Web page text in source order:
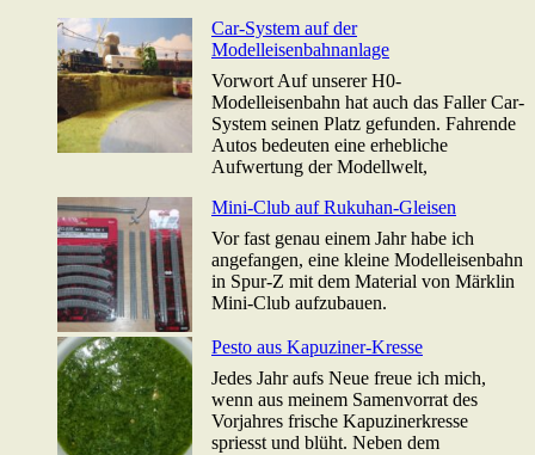
Car-System auf der
Modelleisenbahnanlage
Vorwort Auf unserer H0-
Modelleisenbahn hat auch das Faller Car-
System seinen Platz gefunden. Fahrende
Autos bedeuten eine erhebliche
Aufwertung der Modellwelt,
Mini-Club auf Rukuhan-Gleisen
Vor fast genau einem Jahr habe ich
angefangen, eine kleine Modelleisenbahn
in Spur-Z mit dem Material von Märklin
Mini-Club aufzubauen.
Pesto aus Kapuziner-Kresse
Jedes Jahr aufs Neue freue ich mich,
wenn aus meinem Samenvorrat des
Vorjahres frische Kapuzinerkresse
spriesst und blüht. Neben dem